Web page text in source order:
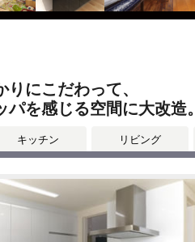
にこだわって、
を感じる空間に大改造。
キッチン リビング